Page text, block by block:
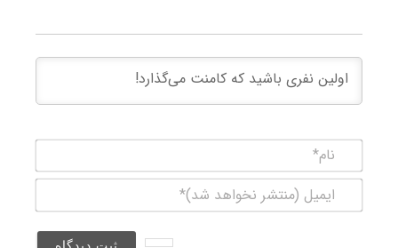
(منتشر